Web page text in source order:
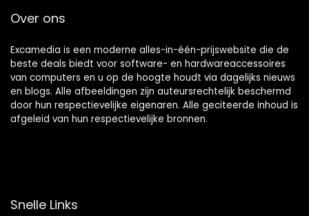
Over ons
Excamedia is een moderne alles-in-één-prijswebsite die de
beste deals biedt voor software- en hardwareaccessoires
van computers en u op de hoogte houdt via dagelijks nieuws
en blogs. Alle afbeeldingen zijn auteursrechtelijk beschermd
door hun respectievelijke eigenaren. Alle geciteerde inhoud is
afgeleid van hun respectievelijke bronnen.
Snelle Links